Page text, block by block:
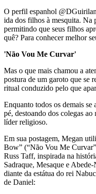
O perfil espanhol
ida dos filhos à mesquita. Na
permitindo que seus filhos
quê? Para conhecer melhor
'Não Vou Me Curvar'
Mas o que mais chamou a
postura de um garoto que se
ritual conduzido pelo que
Enquanto todos os demais
pé, destoando dos colegas
líder religioso.
Em sua postagem, Megan
Bow” (“Não Vou Me
Russ Taff, inspirada na
Sadraque, Mesaque e
diante da estátua do rei
de Daniel: